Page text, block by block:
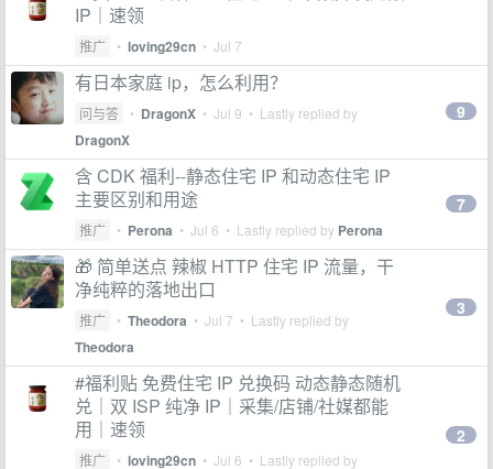
IP｜速领
推广 • loving29cn • Jul 7
有日本家庭 ip，怎么利用？
问与答 • DragonX • Jul 9 • Lastly replied by
DragonX
9
含 CDK 福利--静态住宅 IP 和动态住宅 IP
主要区别和用途
推广 • Perona • Jul 6 • Lastly replied by Perona
7
🎁 简单送点 辣椒 HTTP 住宅 IP 流量，干
净纯粹的落地出口
推广 • Theodora • Jul 7 • Lastly replied by
Theodora
3
#福利贴 免费住宅 IP 兑换码 动态静态随机
兑｜双 ISP 纯净 IP｜采集/店铺/社媒都能
用｜速领
推广 • loving29cn • Jul 6 • Lastly replied by
2